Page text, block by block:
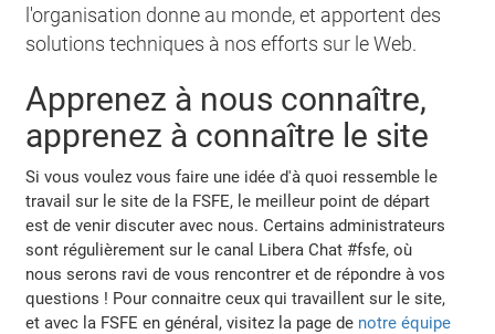
l'organisation donne au monde, et apportent des
solutions techniques à nos efforts sur le Web.
Apprenez à nous connaître,
apprenez à connaître le site
Si vous voulez vous faire une idée d'à quoi ressemble le
travail sur le site de la FSFE, le meilleur point de départ
est de venir discuter avec nous. Certains administrateurs
sont régulièrement sur le canal Libera Chat #fsfe, où
nous serons ravi de vous rencontrer et de répondre à vos
questions ! Pour connaitre ceux qui travaillent sur le site,
et avec la FSFE en général, visitez la page de notre équipe